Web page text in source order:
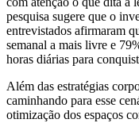
pesquisa sugere que o
entrevistados afirmaram
semanal a mais livre e
horas diárias para
Além das estratégias
caminhando para esse
otimização dos espaços